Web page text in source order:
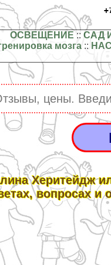
ОСВЕЩЕНИЕ :: САД
мозга ::
Херитейдж
вопросах и